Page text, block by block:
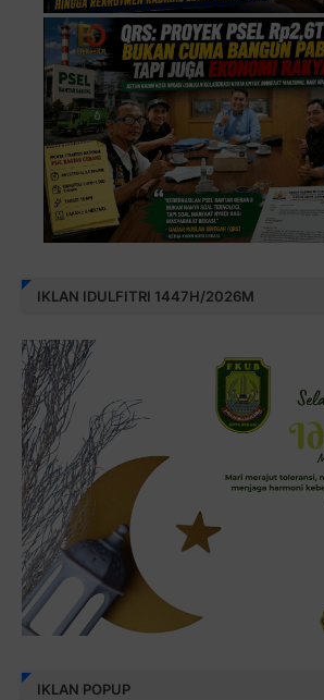
IKLAN IDULFITRI 1447H/2026M
IKLAN POPUP